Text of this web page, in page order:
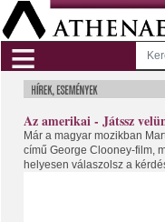
≡
Az amerikai - Játssz
Már a magyar mozikban
című George Clooney-film,
helyesen válaszolsz a